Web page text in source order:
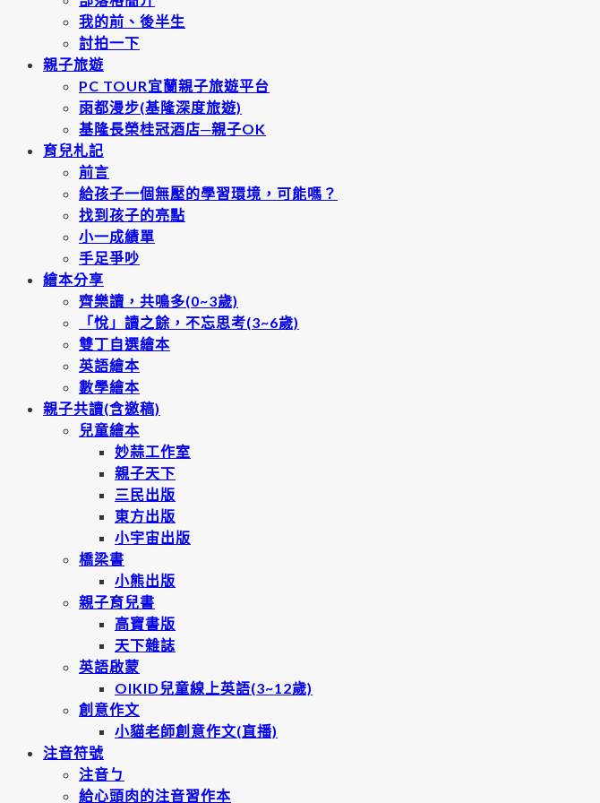
我的前、後半生
討拍一下
親子旅遊
PC TOUR宜蘭親子旅遊平台
雨都漫步(基隆深度旅遊)
基隆長榮桂冠酒店─親子OK
育兒札記
前言
給孩子一個無壓的學習環境，可能嗎？
找到孩子的亮點
小一成績單
手足爭吵
繪本分享
齊樂讀，共鳴多(0~3歲)
「悅」讀之餘，不忘思考(3~6歲)
雙丁自選繪本
英語繪本
數學繪本
親子共讀(含邀稿)
兒童繪本
妙蒜工作室
親子天下
三民出版
東方出版
小宇宙出版
橋梁書
小熊出版
親子育兒書
高寶書版
天下雜誌
英語啟蒙
OIKID兒童線上英語(3~12歲)
創意作文
小貓老師創意作文(直播)
注音符號
注音ㄅ
給心頭肉的注音習作本